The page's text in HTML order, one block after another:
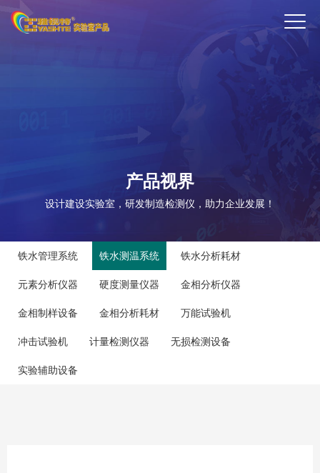
产品视界
设计建设实验室，研发制造检测仪，助力企业发展！
铁水管理系统 铁水测温系统 铁水分析耗材
元素分析仪器 硬度测量仪器 金相分析仪器
金相制样设备 金相分析耗材 万能试验机
冲击试验机 计量检测仪器 无损检测设备
实验辅助设备